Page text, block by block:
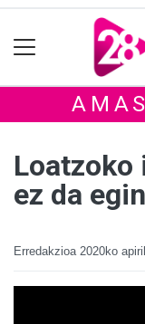
ez da
Erredakzioa 2020ko